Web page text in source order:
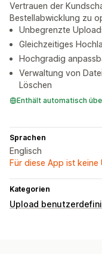
Vertrauen der
Bestellabwicklung zu
Unbegrenzte
Gleichzeitiges
Hochgradig
Verwaltung von
Löschen
Enthält automatisch
Sprachen
Englisch
Für diese App ist
Kategorien
Upload